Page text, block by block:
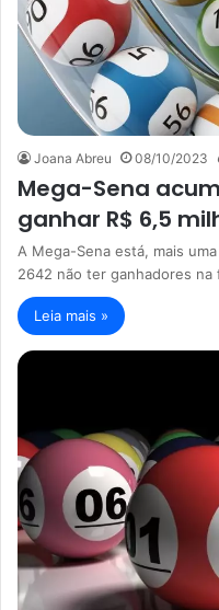
Joana Abreu 08/10/2023
Mega-Sena
ganhar R$ 6,5
A Mega-Sena está, mais
2642 não ter ganhadores
Leia mais »